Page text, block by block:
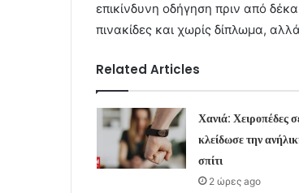
επικίνδυνη οδήγηση πριν από
πινακίδες και χωρίς δίπλωμα,
Related Articles
Χανιά: Χειροπέδες
κλείδωσε την
σπίτι
2 ώρες ago